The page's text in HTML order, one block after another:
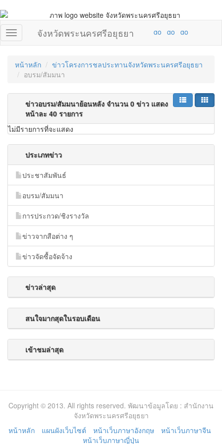
จังหวัดพระนครศรีอยุธยา
หน้าหลัก
ข่าวโครงการชลประทานจังหวัดพระนครศรีอยุธยา
อบรม/สัมมนา
ข่าวอบรม/สัมมนาย้อนหลัง จำนวน 0 ข่าว แสดง
หน้าละ 40 รายการ
ไม่มีรายการที่จะแสดง
ประเภทข่าว
ประชาสัมพันธ์
อบรม/สัมมนา
การประกวด/ชิงรางวัล
ข่าวจากสือต่าง ๆ
ข่าวจัดซื้อจัดจ้าง
ข่าวล่าสุด
สนใจมากสุดในรอบเดือน
เข้าชมล่าสุด
Copyright © 2013. All rights reserved. พัฒนาข้อมูลโดย : สำนักงาน
จังหวัดพระนครศรีอยุธยา
หน้าหลัก
แผนผังเว็บไซต์ หน้าเว็บภาษาอังกฤษ
หน้าเว็บภาษาจีน
หน้าเว็บภาษาญี่ปุ่น